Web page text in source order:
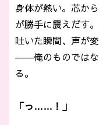
身体が熱い。芯か
が勝手に震えだす
吐いた瞬間、声が
――俺のものではな
る。
「っ……！」